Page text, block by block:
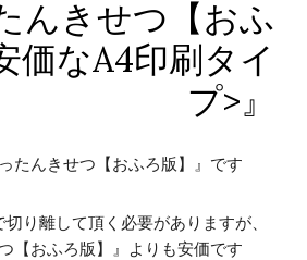
んきせつ【おふ
価なA4印刷タイ
プ>』
ったんきせつ【おふろ版】』 です
り離して頂く必要がありますが、
【おふろ版】』よりも安価です